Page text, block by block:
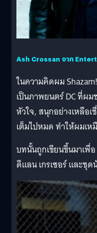
Ash Crossan จาก
ในความคิดผม
เป็นภาพยนตร์ DC ที่ผ
หัวใจ, สนุกอย่างเหลือ
เต็มไปหมด ทำให้ผมเ
บทนั้นถูกเขียนขึ้นมาเพื่
ดีแลน เกรเซอร์ และชุ